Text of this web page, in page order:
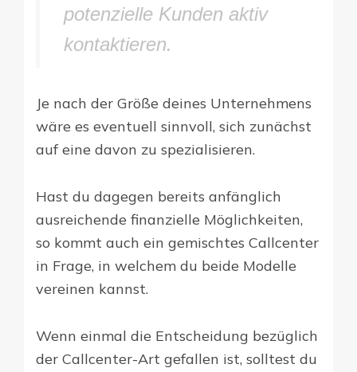
potenzielle Kunden aktiv
kontaktieren.
Je nach der Größe deines Unternehmens
wäre es eventuell sinnvoll, sich zunächst
auf eine davon zu spezialisieren.
Hast du dagegen bereits anfänglich
ausreichende finanzielle Möglichkeiten,
so kommt auch ein gemischtes Callcenter
in Frage, in welchem du beide Modelle
vereinen kannst.
Wenn einmal die Entscheidung bezüglich
der Callcenter-Art gefallen ist, solltest du